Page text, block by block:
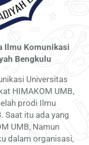
Ilmu Komunikasi
Bengkulu
Universitas
HIMAKOM UMB,
prodi Ilmu
Saat itu ada yang
UMB, Namun
dalam organisasi,